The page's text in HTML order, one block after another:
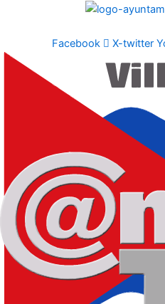
Facebook X-twitter